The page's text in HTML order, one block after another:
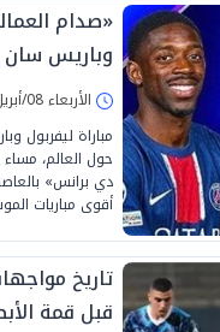
«صدام
وباريس سان
الأربعاء 08/أبريل/2026 - 02:25 م
مباراة ليفربول
دي برانس»
أقوى مباريات
تاريخ
قبل قمة